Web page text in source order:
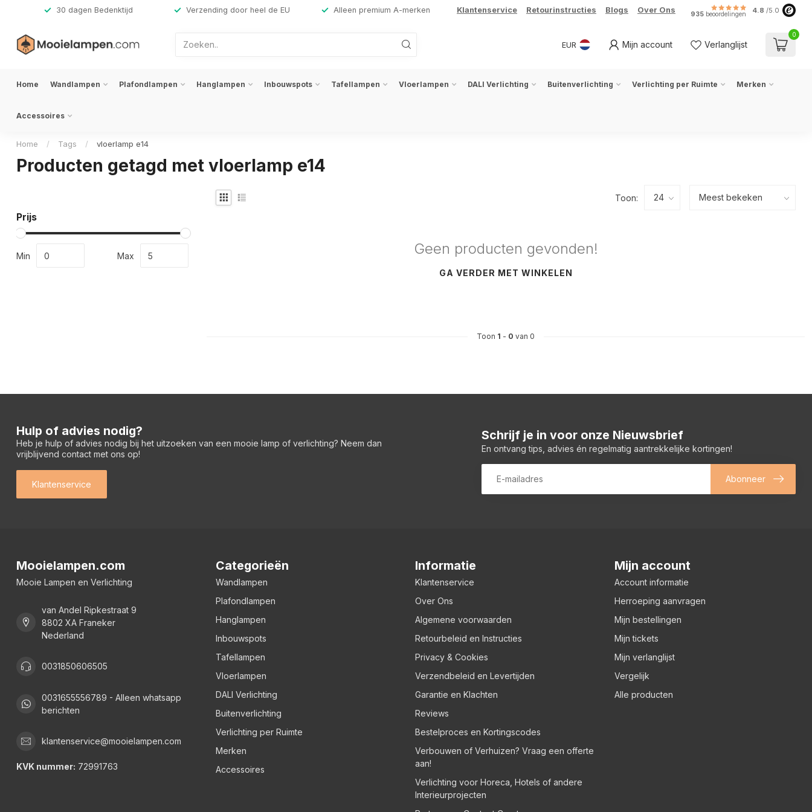
30 dagen Bedenktijd Verzending door heel de EU Alleen premium A-merken Klantenservice Retourinstructies Blogs Over Ons 935 beoordelingen 4.8 /5.0
EUR Mijn account Verlanglijst
0
Home Wandlampen Plafondlampen Hanglampen Inbouwspots Tafellampen Vloerlampen DALI Verlichting Buitenverlichting Verlichting per Ruimte Merken
Accessoires
Home / Tags / vloerlamp e14
Producten getagd met vloerlamp e14
Prijs
Min Max
Toon:
Geen producten gevonden!
GA VERDER MET WINKELEN
Toon 1 - 0 van 0
Hulp of advies nodig?
Heb je hulp of advies nodig bij het uitzoeken van een mooie lamp of verlichting? Neem dan
vrijblijvend contact met ons op!
Klantenservice
Schrijf je in voor onze Nieuwsbrief
En ontvang tips, advies én regelmatig aantrekkelijke kortingen!
Abonneer
Mooielampen.com
Mooie Lampen en Verlichting
van Andel Ripkestraat 9
8802 XA Franeker
Nederland
0031850606505
0031655556789 - Alleen whatsapp
berichten
klantenservice@mooielampen.com
KVK nummer: 72991763
Categorieën
Wandlampen
Plafondlampen
Hanglampen
Inbouwspots
Tafellampen
Vloerlampen
DALI Verlichting
Buitenverlichting
Verlichting per Ruimte
Merken
Accessoires
Informatie
Klantenservice
Over Ons
Algemene voorwaarden
Retourbeleid en Instructies
Privacy & Cookies
Verzendbeleid en Levertijden
Garantie en Klachten
Reviews
Bestelproces en Kortingscodes
Verbouwen of Verhuizen? Vraag een offerte
aan!
Verlichting voor Horeca, Hotels of andere
Interieurprojecten
Mijn account
Account informatie
Herroeping aanvragen
Mijn bestellingen
Mijn tickets
Mijn verlanglijst
Vergelijk
Alle producten